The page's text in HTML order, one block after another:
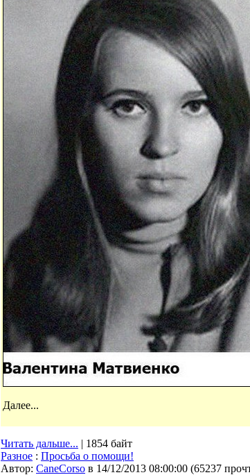
Далее...
Читать дальше... | 1854 байт
Разное : Просьба о помощи!
Автор: CaneCorso в 14/12/2013 08:00:00 (65237